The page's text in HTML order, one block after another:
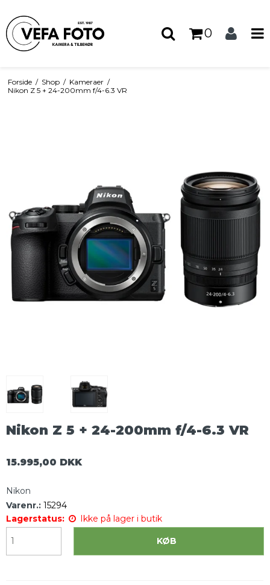
0
Forside / Shop / Kameraer /
Nikon Z 5 + 24-200mm f/4-6.3 VR
Nikon Z 5 + 24-200mm f/4-6.3 VR
15.995,00 DKK
Nikon
Varenr.: 15294
Lagerstatus:
Ikke på lager i butik
KØB